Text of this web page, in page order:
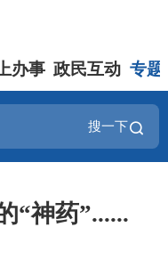
办事 政民互动 专题
搜一下
“神药”......